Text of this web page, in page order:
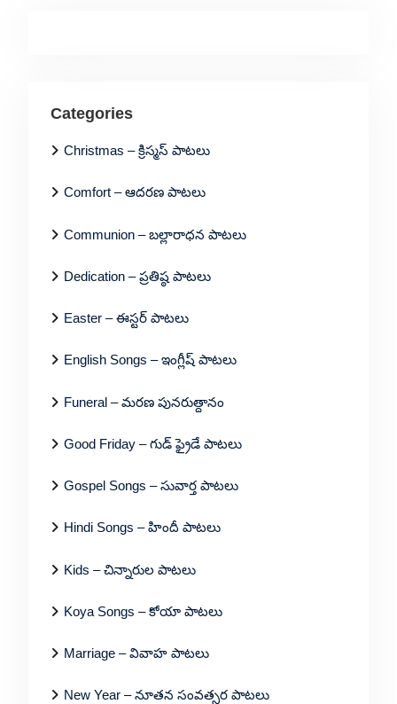
Categories
Christmas – క్రిస్మస్ పాటలు
Comfort – ఆదరణ పాటలు
Communion – బల్లారాధన పాటలు
Dedication – ప్రతిష్ఠ పాటలు
Easter – ఈస్టర్ పాటలు
English Songs – ఇంగ్లీష్ పాటలు
Funeral – మరణ పునరుత్దానం
Good Friday – గుడ్ ఫ్రైడే పాటలు
Gospel Songs – సువార్త పాటలు
Hindi Songs – హిందీ పాటలు
Kids – చిన్నారుల పాటలు
Koya Songs – కోయా పాటలు
Marriage – వివాహ పాటలు
New Year – నూతన సంవత్సర పాటలు